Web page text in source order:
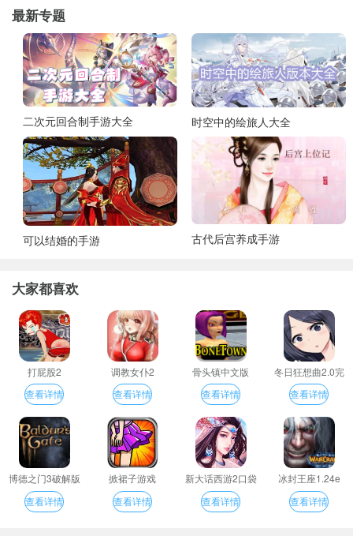
最新专题
二次元回合制手游大全 时空中的绘旅人大全
可以结婚的手游 古代后宫养成手游
大家都喜欢
打屁股2
查看详情
调教女仆2
查看详情
骨头镇中文版
查看详情
冬日狂想曲2.0完
整汉化版
查看详情
博德之门3破解版
查看详情
掀裙子游戏
查看详情
新大话西游2口袋
版
查看详情
冰封王座1.24e
查看详情